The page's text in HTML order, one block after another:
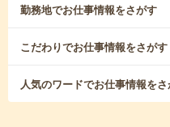
勤務地でお仕事情報をさがす
こだわりでお仕事情報をさがす
人気のワードでお仕事情報を